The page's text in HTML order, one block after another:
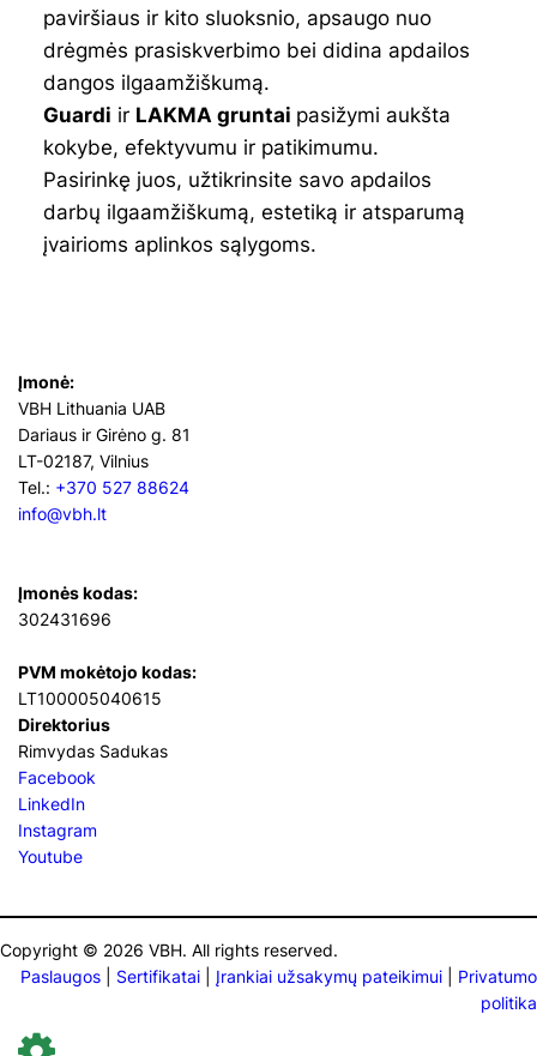
paviršiaus ir kito sluoksnio, apsaugo nuo
drėgmės prasiskverbimo bei didina apdailos
dangos ilgaamžiškumą.
Guardi ir LAKMA gruntai pasižymi aukšta
kokybe, efektyvumu ir patikimumu.
Pasirinkę juos, užtikrinsite savo apdailos
darbų ilgaamžiškumą, estetiką ir atsparumą
įvairioms aplinkos sąlygoms.
Įmonė:
VBH Lithuania UAB
Dariaus ir Girėno g. 81
LT-02187, Vilnius
Tel.: +370 527 88624
info@vbh.lt
Įmonės kodas:
302431696
PVM mokėtojo kodas:
LT100005040615
Direktorius
Rimvydas Sadukas
Facebook
LinkedIn
Instagram
Youtube
Copyright © 2026 VBH. All rights reserved.
Paslaugos
Sertifikatai Įrankiai užsakymų pateikimui
Privatumo
politika